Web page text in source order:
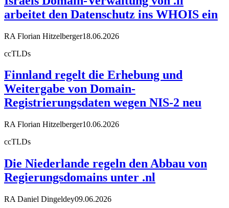
arbeitet den Datenschutz ins WHOIS ein
RA Florian Hitzelberger18.06.2026
ccTLDs
Finnland regelt die Erhebung und
Weitergabe von Domain-
Registrierungsdaten wegen NIS-2 neu
RA Florian Hitzelberger10.06.2026
ccTLDs
Die Niederlande regeln den Abbau von
Regierungsdomains unter .nl
RA Daniel Dingeldey09.06.2026